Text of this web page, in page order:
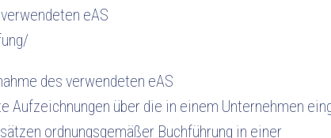
eAS
des verwendeten eAS
Aufzeichnungen über die in einem Unternehmen
ordnungsgemäßer Buchführung in einer